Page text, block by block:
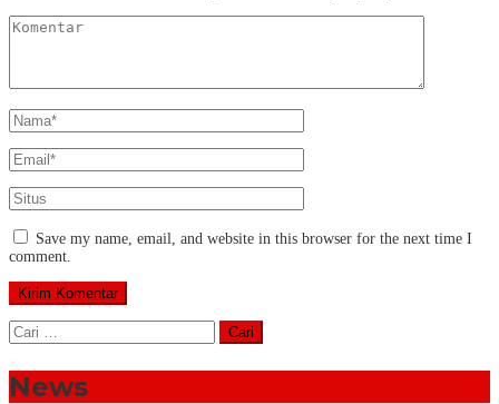
Save my name, email, and website in this browser for the next time I
comment.
Cari
untuk:
News